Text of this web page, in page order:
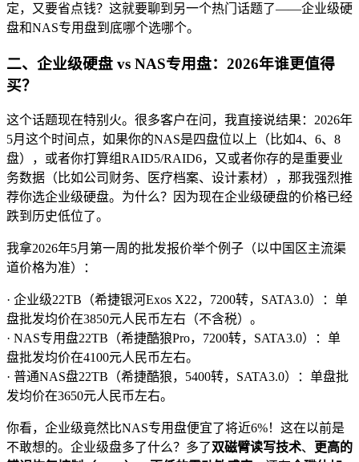
定，又要省点钱？这就要聊到另一个热门话题了——企业级硬
盘和NAS专用盘到底哪个选哪个。
二、企业级硬盘 vs NAS专用盘：2026年谁更值得
买？
这个话题现在特别火。很多客户在问，我直接说结果：2026年
5月这个时间点，如果你的NAS是四盘位以上（比如4、6、8
盘），或者你打算组RAID5/RAID6，又或者你存的是重要业
务数据（比如公司财务、医疗档案、设计素材），那我强烈推
荐你选企业级硬盘。为什么？因为现在企业级硬盘的价格已经
跌到历史低位了。
我拿2026年5月第一周的批发报价举个例子（以中国区主流渠
道价格为准）：
· 企业级22TB（希捷银河Exos X22，7200转，SATA3.0）：单
盘批发均价在3850元人民币左右（不含税）。
· NAS专用盘22TB（希捷酷狼Pro，7200转，SATA3.0）：单
盘批发均价在4100元人民币左右。
· 普通NAS盘22TB（希捷酷狼，5400转，SATA3.0）：单盘批
发均价在3650元人民币左右。
你看，企业级竟然比NAS专用盘便宜了将近6%！这在以前是
不敢想的。企业级盘多了什么？多了双磁臂读写技术、
更高的